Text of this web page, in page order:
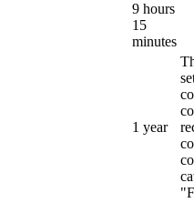
9 hours
15
minutes
1 year